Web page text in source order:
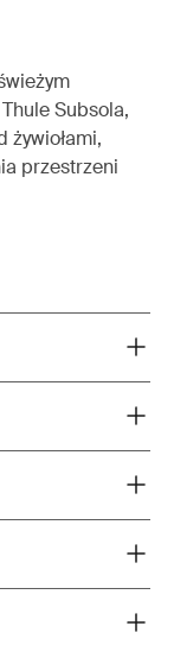
Subsola,
żywiołami,
przestrzeni